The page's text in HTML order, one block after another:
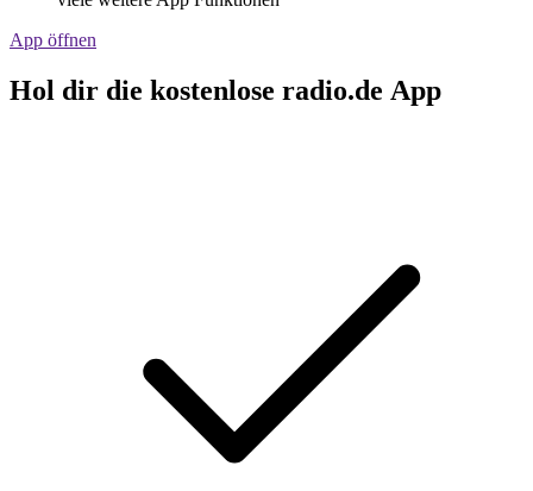
App öffnen
Hol dir die kostenlose radio.de App